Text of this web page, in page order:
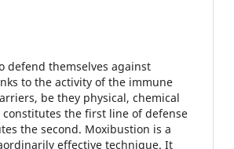
defend themselves against
to the activity of the immune
be they physical, chemical
the first line of defense
the second. Moxibustion is a
effective technique. It